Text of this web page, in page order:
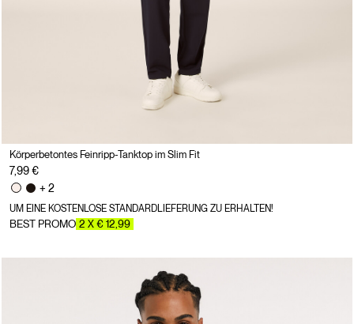
Körperbetontes Feinripp-Tanktop im Slim Fit
7,99 €
+ 2
UM EINE KOSTENLOSE STANDARDLIEFERUNG ZU ERHALTEN!
BEST PROMO 2 X € 12,99